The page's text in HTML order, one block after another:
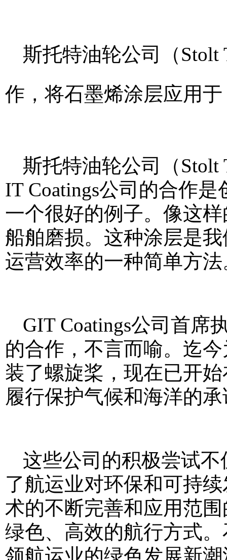
斯托特油轮公司（Stolt
作，将石墨烯涂层应用
斯托特油轮公司（Stolt
IT Coatings公司的合作
一个很好的例子。像这
船舶磨损。这种涂层是
运营效率的一种简单方法
GIT Coatings公司首席
的合作，不言而喻。迄
装了螺旋桨，现在已开
履行保护气候和海洋的承
这些公司的积极尝试
了航运业对环保和可持
术的不断完善和应用范
绿色、高效的航行方式